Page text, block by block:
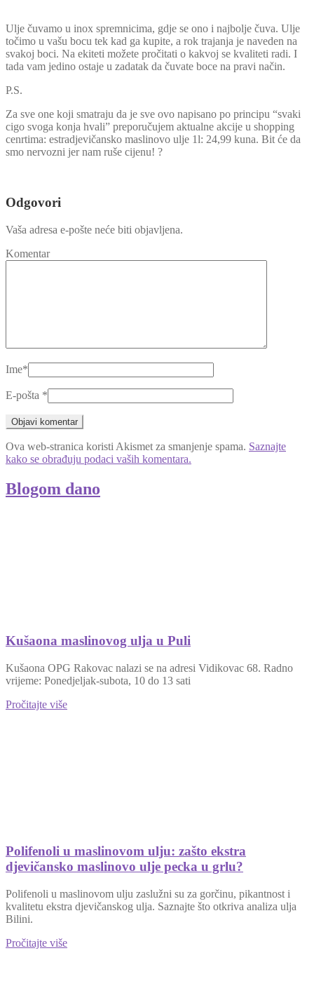
Ulje čuvamo u inox spremnicima, gdje se ono i najbolje čuva. Ulje
točimo u vašu bocu tek kad ga kupite, a rok trajanja je naveden na
svakoj boci. Na ekiteti možete pročitati o kakvoj se kvaliteti radi. I
tada vam jedino ostaje u zadatak da čuvate boce na pravi način.
P.S.
Za sve one koji smatraju da je sve ovo napisano po principu “svaki
cigo svoga konja hvali” preporučujem aktualne akcije u shopping
cenrtima: estradjevičansko maslinovo ulje 1l: 24,99 kuna. Bit će da
smo nervozni jer nam ruše cijenu! ?
Odgovori
Vaša adresa e-pošte neće biti objavljena.
Komentar
Ime*
E-pošta *
Ova web-stranica koristi Akismet za smanjenje spama. Saznajte
kako se obrađuju podaci vaših komentara.
Blogom dano
Kušaona maslinovog ulja u Puli
Kušaona OPG Rakovac nalazi se na adresi Vidikovac 68. Radno
vrijeme: Ponedjeljak-subota, 10 do 13 sati
Pročitajte više
Polifenoli u maslinovom ulju: zašto ekstra
djevičansko maslinovo ulje pecka u grlu?
Polifenoli u maslinovom ulju zaslužni su za gorčinu, pikantnost i
kvalitetu ekstra djevičanskog ulja. Saznajte što otkriva analiza ulja
Bilini.
Pročitajte više